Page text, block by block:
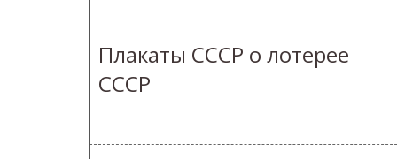
Плакаты СССР о лотерее
СССР